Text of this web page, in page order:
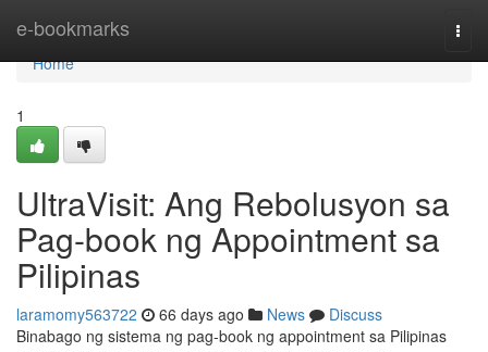
e-bookmarks
Home
Home
1
UltraVisit: Ang Rebolusyon sa
Pag-book ng Appointment sa
Pilipinas
laramomy563722 66 days ago News
Discuss
Binabago ng sistema ng pag-book ng appointment sa Pilipinas